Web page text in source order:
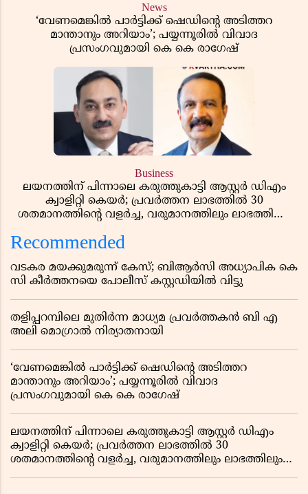
News
‘വേണമെങ്കിൽ പാർട്ടിക്ക് ഷെഡിൻ്റെ അടിത്തറ
മാന്താനും അറിയാം’; പയ്യന്നൂരിൽ വിവാദ
പ്രസംഗവുമായി കെ കെ രാഗേഷ്
Business
ലയനത്തിന് പിന്നാലെ കരുത്തുകാട്ടി ആസ്റ്റർ ഡിഎം
ക്വാളിറ്റി കെയർ; പ്രവർത്തന ലാഭത്തിൽ 30
ശതമാനത്തിൻ്റെ വളർച്ച, വരുമാനത്തിലും ലാഭത്തിലും
Recommended
വടകര മയക്കുമരുന്ന് കേസ്; ബിആർസി അധ്യാപിക കെ
സി കീർത്തനയെ പോലീസ് കസ്റ്റഡിയിൽ വിട്ടു
തളിപ്പറമ്പിലെ മുതിർന്ന മാധ്യമ പ്രവർത്തകൻ ബി എ
അലി മൊഗ്രാൽ നിര്യാതനായി
‘വേണമെങ്കിൽ പാർട്ടിക്ക് ഷെഡിൻ്റെ അടിത്തറ
മാന്താനും അറിയാം’; പയ്യന്നൂരിൽ വിവാദ
പ്രസംഗവുമായി കെ കെ രാഗേഷ്
ലയനത്തിന് പിന്നാലെ കരുത്തുകാട്ടി ആസ്റ്റർ ഡിഎം
ക്വാളിറ്റി കെയർ; പ്രവർത്തന ലാഭത്തിൽ 30
ശതമാനത്തിൻ്റെ വളർച്ച, വരുമാനത്തിലും ലാഭത്തിലും